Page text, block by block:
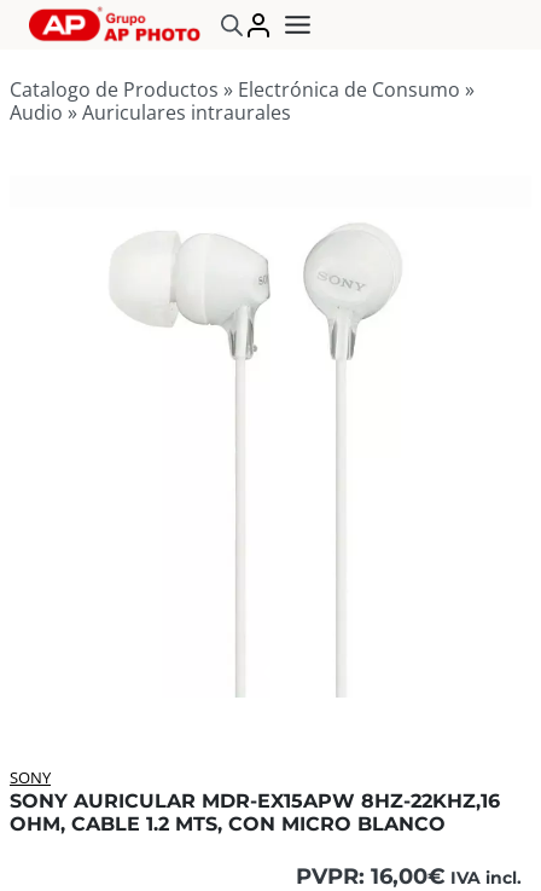
Saltar
Catalogo de Productos » Electrónica de Consumo »
Audio »Auriculares intraurales
SONY
SONY AURICULAR MDR-EX15APW 8HZ-22KHZ,16
OHM, CABLE 1.2 MTS, CON MICRO BLANCO
PVPR: 16,00€ IVA incl.